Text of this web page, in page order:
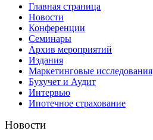
Главная страница
Новости
Конференции
Семинары
Архив мероприятий
Издания
Маркетинговые исследования
Бухучет и Аудит
Интервью
Ипотечное страхование
Новости